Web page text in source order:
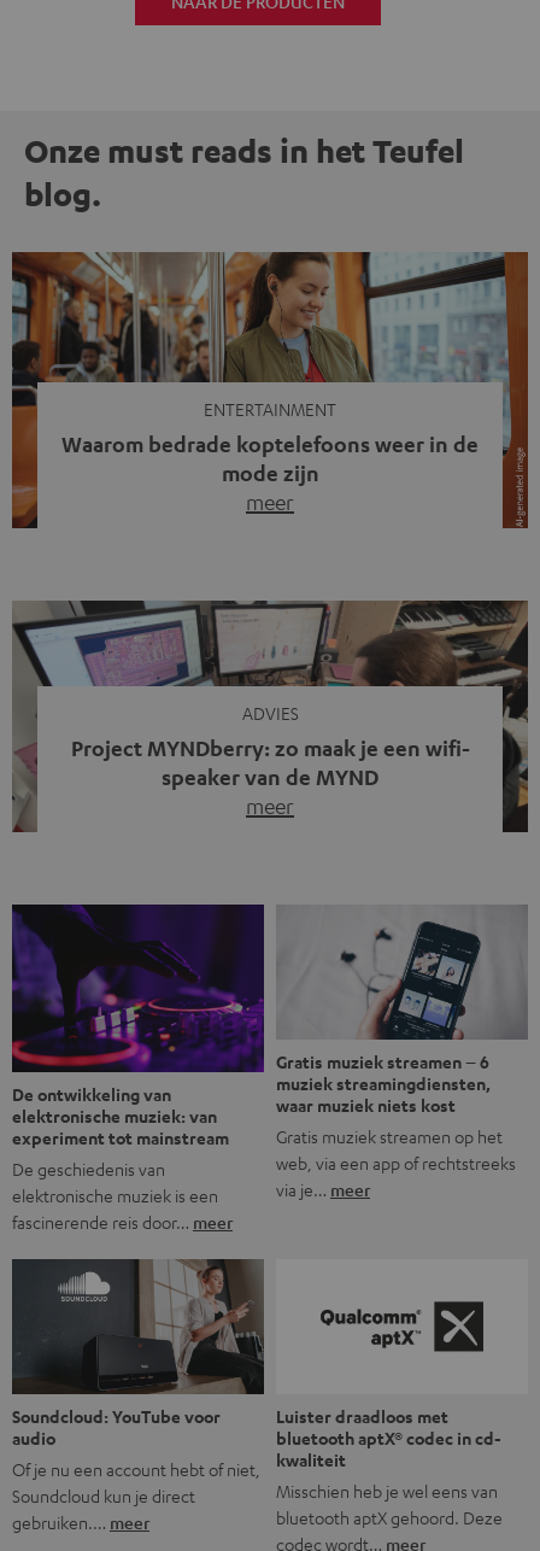
Onze must reads in het Teufel
blog.
ENTERTAINMENT
Waarom bedrade koptelefoons weer in de
mode zijn
meer
tegenwoordig iets opvallends. Op straat, in de trein en
zelfs tijdens videogesprekken dragen steeds meer
mensen weer oordopjes met een kabel. De angst voor
kabels is niet verdwenen. Maar wat op het eerste […]
ADVIES
Project MYNDberry: zo maak je een wifi-
speaker van de MYND
meer
verder ontwikkelt. In vele uren na werktijd heeft het
team samen gewerkt om de MYND uit te breiden met de
mogelijkheid om via wifi te streamen. […]
De ontwikkeling van
elektronische muziek: van
experiment tot mainstream
De geschiedenis van
elektronische muziek is een
fascinerende reis door… meer
Gratis muziek streamen – 6
muziek streamingdiensten,
waar muziek niets kost
Gratis muziek streamen op het
web, via een app of rechtstreeks
via je… meer
Soundcloud: YouTube voor
audio
Of je nu een account hebt of niet,
Soundcloud kun je direct
gebruiken.… meer
Luister draadloos met
bluetooth aptX® codec in cd-
kwaliteit
Misschien heb je wel eens van
bluetooth aptX gehoord. Deze
codec wordt… meer